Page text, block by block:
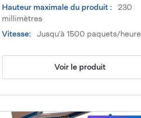
Hauteur maximale du produit :
230
millimètres
Vitesse:
Jusqu'à 1500 paquets/heure
Voir le produit